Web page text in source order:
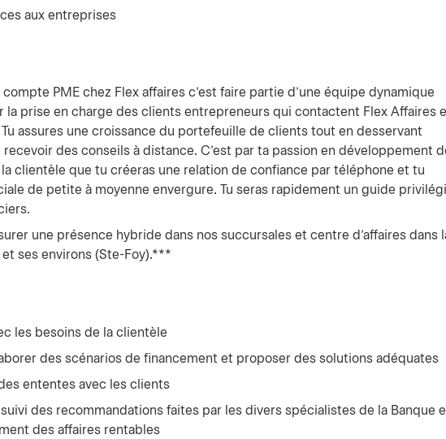
aux entreprises
PME chez Flex affaires c’est faire partie d'une équipe dynamique
la prise en charge des clients entrepreneurs qui contactent Flex Affaires
assures une croissance du portefeuille de clients tout en desservant
des conseils à distance. C’est par ta passion en développement
clientèle que tu créeras une relation de confiance par téléphone et tu
de petite à moyenne envergure. Tu seras rapidement un guide
une présence hybride dans nos succursales et centre d’affaires dans
ses environs (Ste-Foy).***
les besoins de la clientèle
des scénarios de financement et proposer des solutions adéquates
ententes avec les clients
des recommandations faites par les divers spécialistes de la Banque
des affaires rentables